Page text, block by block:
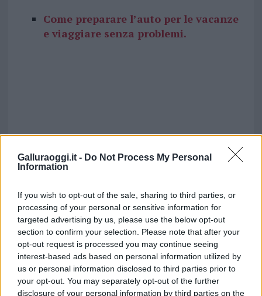
Galluraoggi.it - Do Not Process My Personal
Information
If you wish to opt-out of the sale, sharing to third parties, or
processing of your personal or sensitive information for
targeted advertising by us, please use the below opt-out
section to confirm your selection. Please note that after your
opt-out request is processed you may continue seeing
interest-based ads based on personal information utilized by
us or personal information disclosed to third parties prior to
your opt-out. You may separately opt-out of the further
disclosure of your personal information by third parties on the
Come preparare l’auto per le vacanze
e viaggiare senza problemi.